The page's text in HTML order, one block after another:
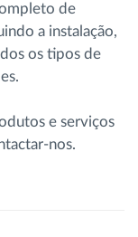
de
a instalação,
os tipos de
e serviços
nos.